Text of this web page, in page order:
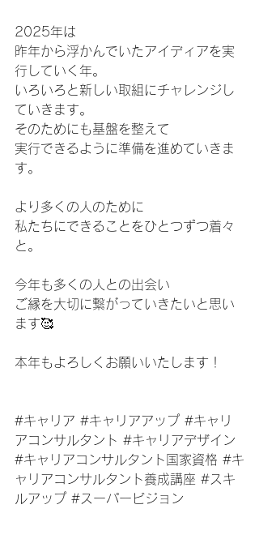
2025年は
昨年から浮かんでいたアイディアを実
行していく年。
いろいろと新しい取組にチャレンジし
ていきます。
そのためにも基盤を整えて
実行できるように準備を進めていきま
す。
より多くの人のために
私たちにできることをひとつずつ着々
と。
今年も多くの人との出会い
ご縁を大切に繋がっていきたいと思い
ます🥰
本年もよろしくお願いいたします！
#キャリア #キャリアアップ #キャリ
アコンサルタント #キャリアデザイン
#キャリアコンサルタント国家資格 #キ
ャリアコンサルタント養成講座 #スキ
ルアップ #スーパービジョン